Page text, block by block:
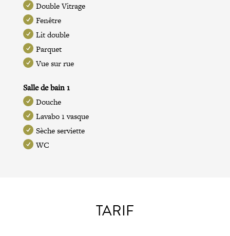
Double Vitrage
Fenêtre
Lit double
Parquet
Vue sur rue
Salle de bain 1
Douche
Lavabo 1 vasque
Sèche serviette
WC
TARIF